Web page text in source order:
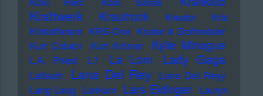
Kraftwerk Krautrock Kreator
Kris
Kristofferson KRS-One Kruder & Dorfmeister
Kurt Cobain
Kurt Krömer Kylie Minogue
L.A. Priest L7 La Lom Lady Gaga
Laibach Lana Del Rey
Lana Del Reyy
Lang Lang Lankum Lars Eidinger Lauryn